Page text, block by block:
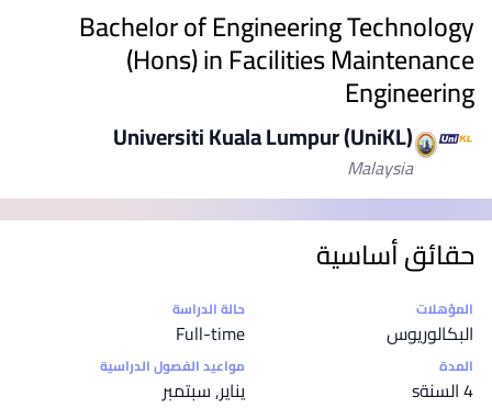
Bachelor of Engineering Technology
(Hons) in Facilities Maintenance
Engineering
Universiti Kuala Lumpur (UniKL)
Malaysia
حقائق أساسية
إحصائيات
المؤهلات
البكالوريوس
حالة الدراسة
Full-time
المدة
4 السنةs
مواعيد الفصول الدراسية
يناير, سبتمبر